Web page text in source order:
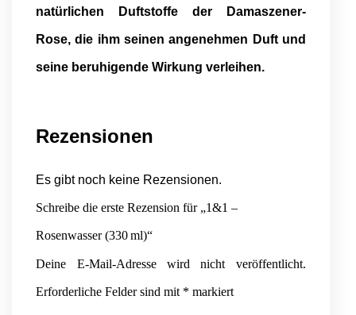
natürlichen Duftstoffe der Damaszener-
Rose, die ihm seinen angenehmen Duft und
seine beruhigende Wirkung verleihen.
Rezensionen
Es gibt noch keine Rezensionen.
Schreibe die erste Rezension für „1&1 –
Rosenwasser (330 ml)“
Deine E-Mail-Adresse wird nicht veröffentlicht.
Erforderliche Felder sind mit * markiert